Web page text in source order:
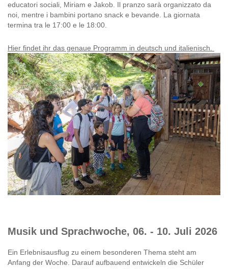
educatori sociali, Miriam e Jakob. Il pranzo sarà organizzato da
noi, mentre i bambini portano snack e bevande. La giornata
termina tra le 17:00 e le 18:00.
Hier findet ihr das genaue Programm in deutsch und italienisch.
Musik und Sprachwoche, 06. - 10. Juli 2026
Ein Erlebnisausflug zu einem besonderen Thema steht am
Anfang der Woche. Darauf aufbauend entwickeln die Schüler